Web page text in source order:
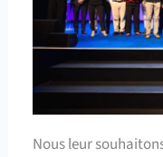
Nous leur